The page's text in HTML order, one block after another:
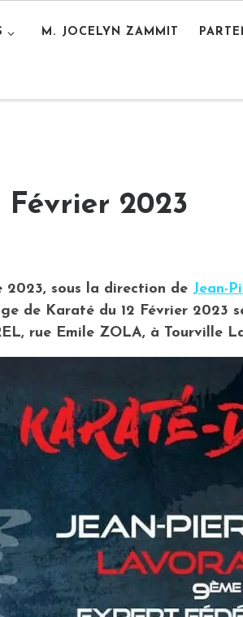
M. JOCELYN ZAMMIT
2023
2023, sous la direction de Jean-
de Karaté du 12 Février 2023
rue Emile ZOLA, à Tourville